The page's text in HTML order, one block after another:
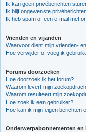
Ik kan geen privéberichten
Ik blijf ongewenste
Ik heb spam of een e-mail met
Vrienden en vijanden
Waarvoor dient mijn vrienden-
Hoe verwijder of voeg ik
Forums doorzoeken
Hoe doorzoek ik het forum?
Waarom levert mijn
Waarom resulteert mijn
Hoe zoek ik een gebruiker?
Hoe kan ik mijn eigen berichten
Onderwerpabonnementen en